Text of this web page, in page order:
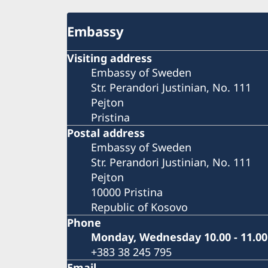
Embassy
Visiting address
Embassy of Sweden
Str. Perandori Justinian, No. 111
Pejton
Pristina
Postal address
Embassy of Sweden
Str. Perandori Justinian, No. 111
Pejton
10000 Pristina
Republic of Kosovo
Phone
Monday, Wednesday 10.00 -
+383 38 245 795